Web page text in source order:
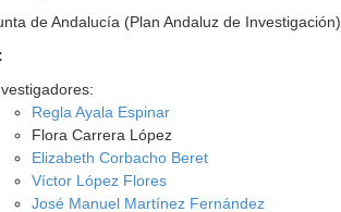
de Andalucía (Plan Andaluz de Investigación)
Regla Ayala Espinar
Flora Carrera López
Elizabeth Corbacho Beret
Víctor López Flores
José Manuel Martínez Fernández